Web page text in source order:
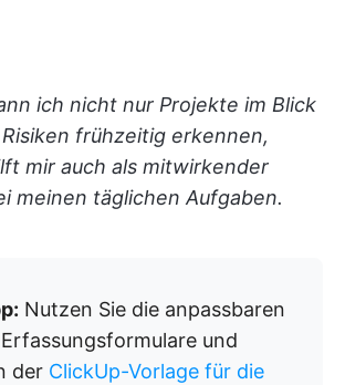
ich nicht nur Projekte im Blick
frühzeitig erkennen,
mir auch als mitwirkender
meinen täglichen Aufgaben.
Nutzen Sie die anpassbaren
und
der ClickUp-Vorlage für die